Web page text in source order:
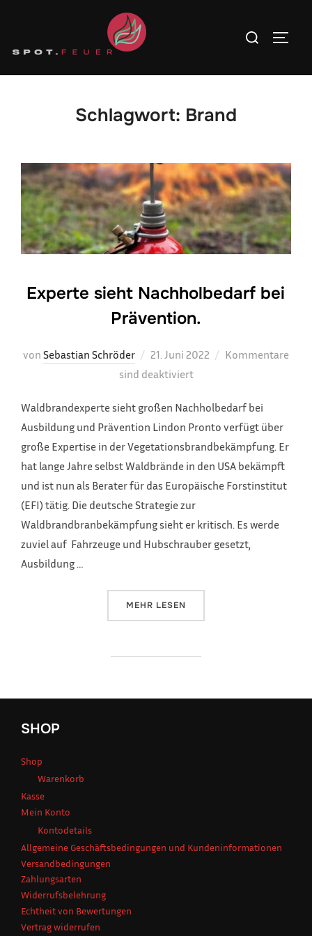
springen
Suchen
Schlagwort: Brand
Experte sieht Nachholbedarf bei
Prävention.
von Sebastian Schröder
Veröffentlicht
am
21. Juni 2022
Kommentare
sind deaktiviert
Waldbrandexperte sieht großen Nachholbedarf bei
Ausbildung und Prävention Lindon Pronto verfügt über
große Expertise in der Vegetationsbrandbekämpfung. Er
hat lange Jahre selbst Waldbrände in den USA bekämpft
und ist nun als Berater für das Europäische Forstinstitut
(EFI) tätig. Die deutsche Strategie zur
Waldbrandbranbekämpfung sieht er kritisch. Es werde
zuviel auf Fahrzeuge und Hubschrauber gesetzt,
Ausbildung …
MEHR ÜBER „EXPERTE SIEHT
LESEN
SHOP
Shop
Warenkorb
Kasse
Mein Konto
Kontodetails
Allgemeine Geschäftsbedingungen und Kundeninformationen
Versandbedingungen
Zahlungsarten
Widerrufsbelehrung
Echtheit von Bewertungen
Vertrag widerrufen